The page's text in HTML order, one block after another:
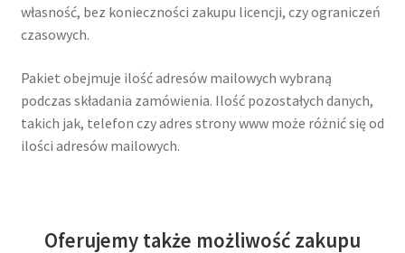
własność, bez konieczności zakupu licencji, czy ograniczeń
czasowych.
Pakiet obejmuje ilość adresów mailowych wybraną
podczas składania zamówienia. Ilość pozostałych danych,
takich jak, telefon czy adres strony www może różnić się od
ilości adresów mailowych.
Oferujemy także możliwość zakupu